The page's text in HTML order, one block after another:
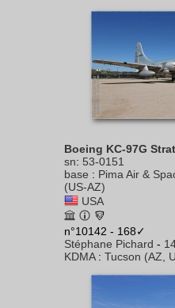
Boeing KC-97G
sn: 53-0151
base : Pima Air &
(US-AZ)
USA
n°10142 - 168✓
Stéphane Pichard -
KDMA: Tucson (AZ,